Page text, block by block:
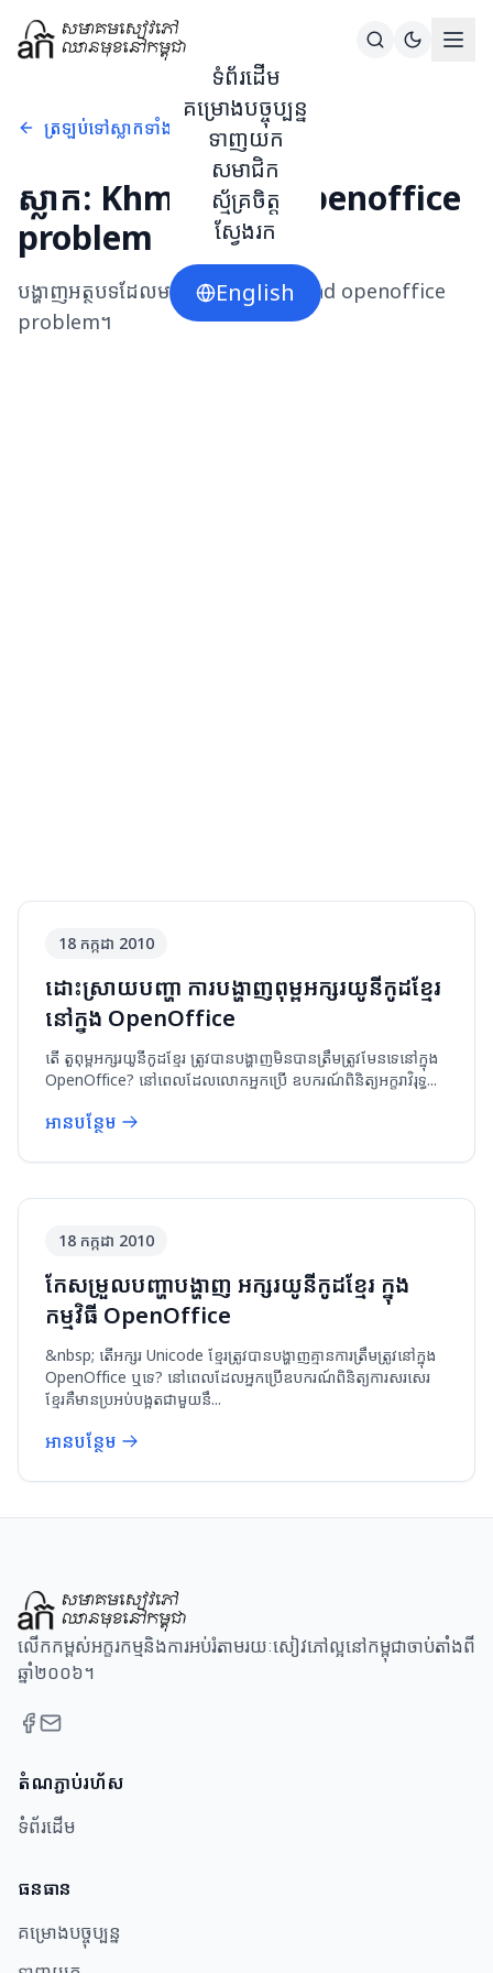
ទំព័រដើម
គម្រោងបច្ចុប្បន្ន
ទាញយក
សមាជិក
ស្ម័គ្រចិត្ត
ស្វែងរក
English
ត្រឡប់ទៅស្លាកទាំងអស់
ស្លាក: Khmer and openoffice
problem
បង្ហាញអត្ថបទដែលមានស្លាកKhmer and openoffice
problem។
No image available
18 កក្កដា 2010
ដោះស្រាយបញ្ហា ការ​បង្ហាញ​ពុម្ពអក្សរ​យូនីកូដ​ខ្មែរ
នៅក្នុង OpenOffice
តើ តួ​ពុម្ពអក្សរ​យូនីកូដខ្មែរ ត្រូវ​បាន​បង្ហាញ​មិន​បាន​ត្រឹម​ត្រូវ​មែន​ទេ​នៅ​ក្នុង
OpenOffice? នៅ​ពេល​ដែល​លោកអ្នក​ប្រើ ឧបករណ៍​ពិនិត្យ​អក្ខរាវិរុទ្ធ​...
អានបន្ថែម
No image available
18 កក្កដា 2010
កែសម្រួលបញ្ហាបង្ហាញ អក្សរយូនីកូដខ្មែរ ក្នុង
កម្មវិធី OpenOffice
&nbsp; តើអក្សរ Unicode ខ្មែរត្រូវបានបង្ហាញគ្មានការត្រឹមត្រូវនៅក្នុង
OpenOffice ឬទេ? នៅពេលដែលអ្នកប្រើឧបករណ៍ពិនិត្យការសរសេរ
ខ្មែរគឺមានប្រអប់បង្អតជាមួយនឹ...
អានបន្ថែម
លើកកម្ពស់អក្ខរកម្មនិងការអប់រំតាមរយៈសៀវភៅល្អនៅកម្ពុជាចាប់តាំងពី
ឆ្នាំ២០០៦។
តំណភ្ជាប់រហ័ស
ទំព័រដើម
ធនធាន​
គម្រោងបច្ចុប្បន្ន